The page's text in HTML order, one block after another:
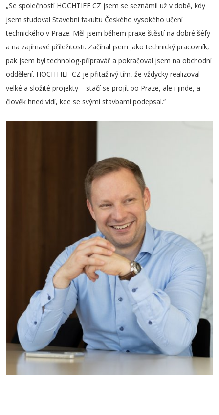
„Se společností HOCHTIEF CZ jsem se seznámil už v době, kdy
jsem studoval Stavební fakultu Českého vysokého učení
technického v Praze. Měl jsem během praxe štěstí na dobré šéfy
a na zajímavé příležitosti. Začínal jsem jako technický pracovník,
pak jsem byl technolog-přípravář a pokračoval jsem na obchodní
oddělení. HOCHTIEF CZ je přitažlivý tím, že vždycky realizoval
velké a složité projekty – stačí se projít po Praze, ale i jinde, a
člověk hned vidí, kde se svými stavbami podepsal.“